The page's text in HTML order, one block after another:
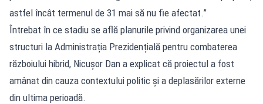
astfel încât termenul de 31 mai să nu fie afectat.”
Întrebat în ce stadiu se află planurile privind organizarea unei
structuri la Administrația Prezidențială pentru combaterea
războiului hibrid, Nicușor Dan a explicat că proiectul a fost
amânat din cauza contextului politic și a deplasărilor externe
din ultima perioadă.